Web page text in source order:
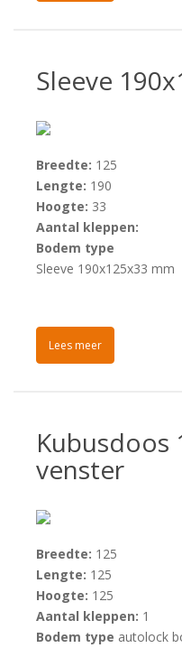
Sleeve
Breedte: 125
Lengte: 190
Hoogte: 33
Aantal kleppen:
Bodem type
Sleeve 190x125x33 mm
Lees meer
Kubusdoos
venster
Breedte: 125
Lengte: 125
Hoogte: 125
Aantal kleppen: 1
Bodem type autolock